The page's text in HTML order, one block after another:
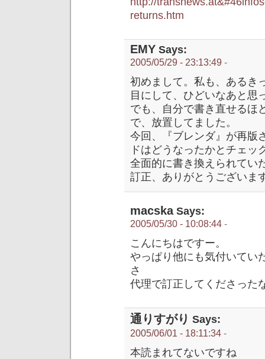
returns.htm
EMY Says:
2005/05/29 - 23:13:49 -
初めまして。私も、あるき
目にして、ひどいなあと思
でも、自分で書き直せるほ
で、放置してました。
今回、『ブレンダ』が再版
ドはどうなったかとチェッ
全面的に書き換えられてい
訂正、ありがとうございま
macskaSays:
2005/05/30 - 10:08:44 -
こんにちはですー。
やっぱり他にも気付いてい
さ
代理で訂正してくださった
通りすがり Says:
2005/06/01 - 18:11:34 -
本読まれてないですね